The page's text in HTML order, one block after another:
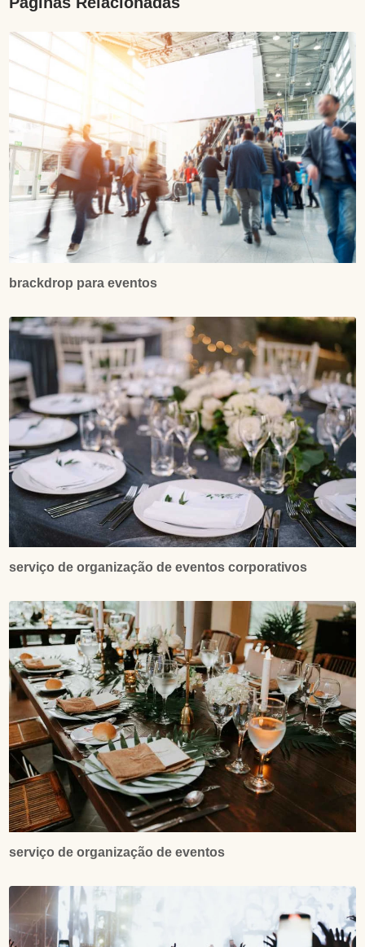
brackdrop para eventos
serviço de organização de eventos corporativos
serviço de organização de eventos